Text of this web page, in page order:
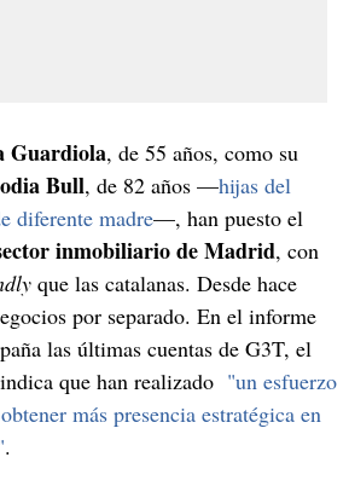
Guardiola, de 55 años, como su
Bull, de 82 años —hijas del
diferente madre—, han puesto el
inmobiliario de Madrid, con
que las catalanas. Desde hace
por separado. En el informe
las últimas cuentas de G3T, el
que han realizado "un esfuerzo
más presencia estratégica en
.